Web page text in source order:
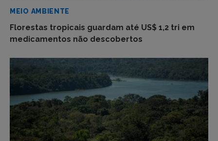
MEIO AMBIENTE
Florestas tropicais guardam até US$ 1,2 tri em
medicamentos não descobertos